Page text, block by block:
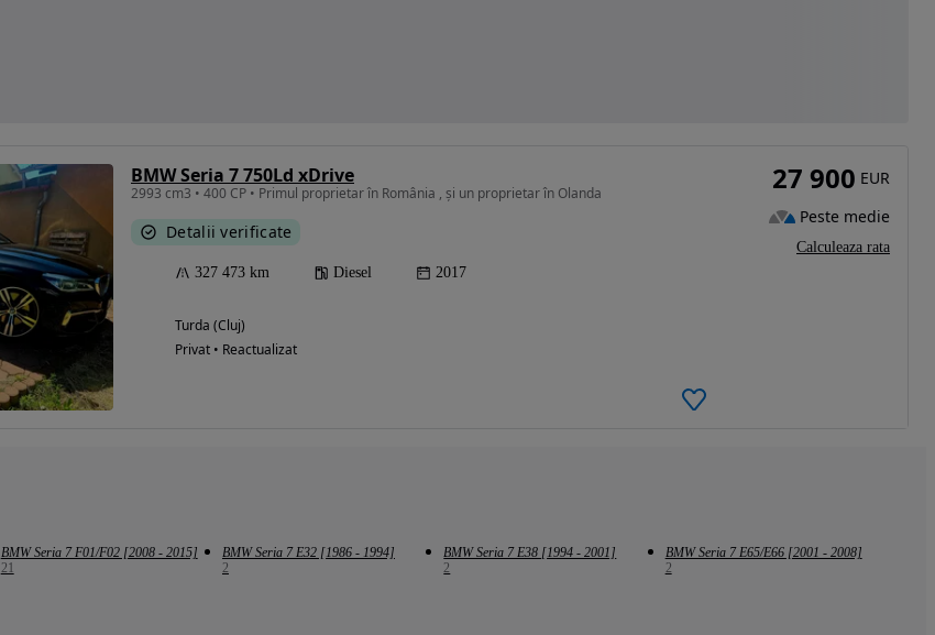
BMW Seria 7 750Ld xDrive
2993 cm3 • 400 CP • Primul proprietar în România , și un proprietar în Olanda
Detalii verificate
327 473 km Diesel 2017
Turda (Cluj)
Privat • Reactualizat
27 900 EUR
Peste medie
Calculeaza rata
BMW Seria 7 F01/F02 [2008 - 2015]
21
BMW Seria 7 E32 [1986 - 1994]
2
BMW Seria 7 E38 [1994 - 2001]
2
BMW Seria 7 E65/E66 [2001 - 2008]
2